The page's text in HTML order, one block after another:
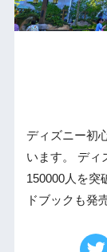
ディズニー初
います。 ディ
150000人を突
ドブックも発